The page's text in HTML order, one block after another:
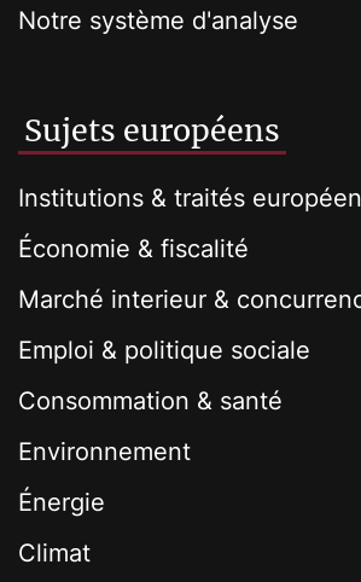
Notre système d'analyse
Sujets européens
Institutions & traités
Économie & fiscalité
Marché interieur &
Emploi & politique sociale
Consommation & santé
Environnement
Énergie
Climat